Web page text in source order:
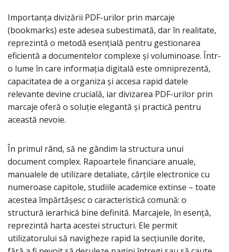
Importanța divizării PDF-urilor prin marcaje
(bookmarks) este adesea subestimată, dar în realitate,
reprezintă o metodă esențială pentru gestionarea
eficientă a documentelor complexe și voluminoase. Într-
o lume în care informația digitală este omniprezentă,
capacitatea de a organiza și accesa rapid datele
relevante devine crucială, iar divizarea PDF-urilor prin
marcaje oferă o soluție elegantă și practică pentru
această nevoie.
În primul rând, să ne gândim la structura unui
document complex. Rapoartele financiare anuale,
manualele de utilizare detaliate, cărțile electronice cu
numeroase capitole, studiile academice extinse – toate
acestea împărtășesc o caracteristică comună: o
structură ierarhică bine definită. Marcajele, în esență,
reprezintă harta acestei structuri. Ele permit
utilizatorului să navigheze rapid la secțiunile dorite,